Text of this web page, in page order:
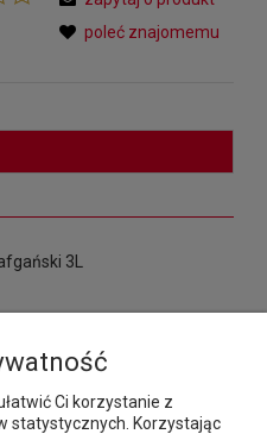
poleć znajomemu
kosztów płatności
3L
DOSTAWACi korzystanie z
statystycznych. Korzystając